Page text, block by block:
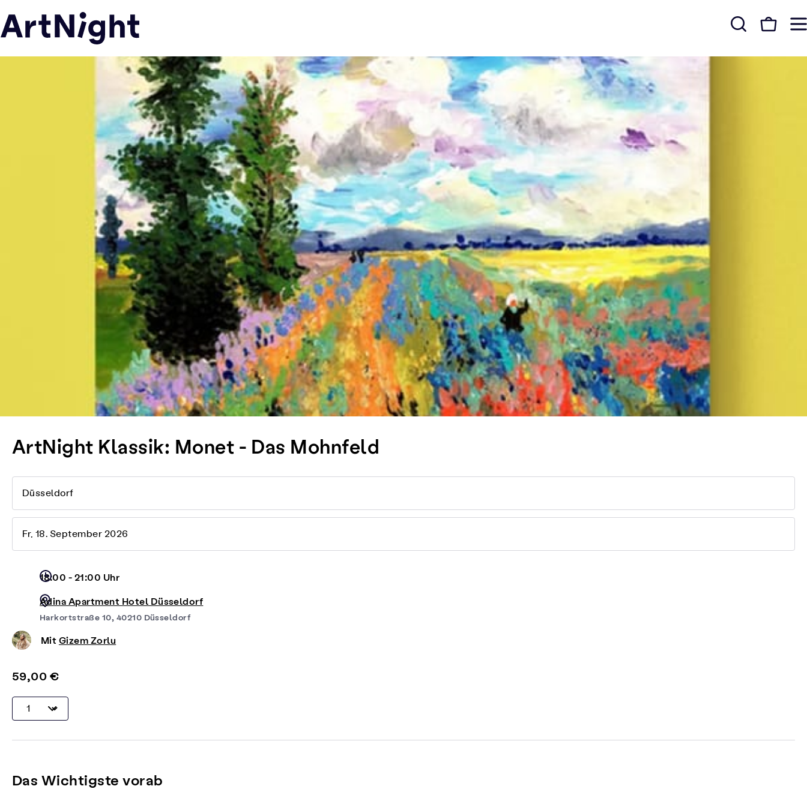
ArtNight Klassik: Monet - Das Mohnfeld
Düsseldorf
Fr, 18. September 2026
18:00 - 21:00 Uhr
Adina Apartment Hotel Düsseldorf
Harkortstraße 10, 40210 Düsseldorf
Mit Gizem Zorlu
59,00 €
Das Wichtigste vorab